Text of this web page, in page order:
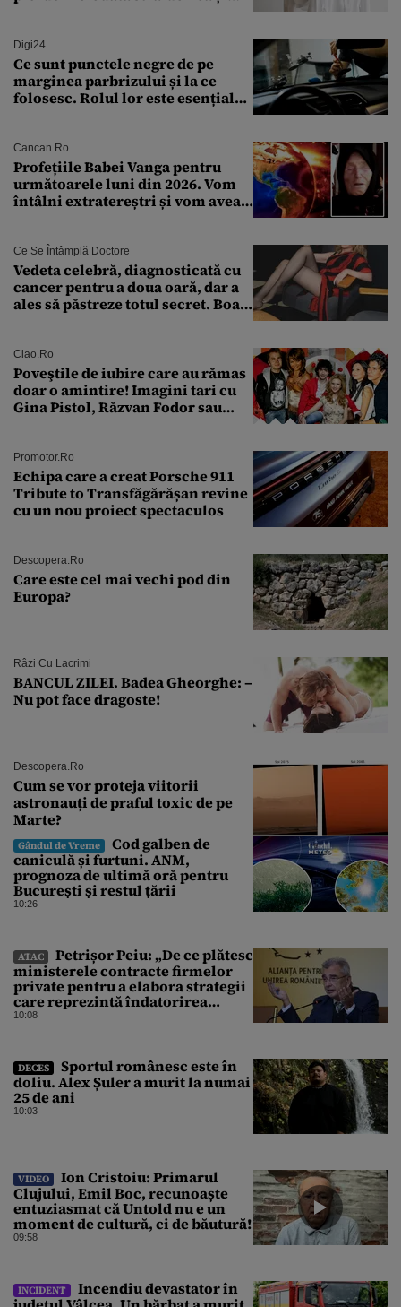
Digi24
Ce sunt punctele negre de pe
marginea parbrizului și la ce
folosesc. Rolul lor este esențial
Cancan.ro
Profețiile Babei Vanga pentru
următoarele luni din 2026. Vom
întâlni extratereștri și vom avea
Ce Se Întâmplă Doctore
Vedeta celebră, diagnosticată cu
cancer pentru a doua oară, dar a
ales să păstreze totul secret. Boala
Ciao.ro
Poveştile de iubire care au rămas
doar o amintire! Imagini tari cu
Gina Pistol, Răzvan Fodor sau
Promotor.ro
Echipa care a creat Porsche 911
Tribute to Transfăgărășan revine
cu un nou proiect spectaculos
Descopera.ro
Care este cel mai vechi pod din
Europa?
Râzi Cu Lacrimi
BANCUL ZILEI. Badea Gheorghe: –
Nu pot face dragoste!
Descopera.ro
Cum se vor proteja viitorii
astronauți de praful toxic de pe
Marte?
Gândul de Vreme
Cod galben de
caniculă și furtuni. ANM,
prognoza de ultimă oră pentru
București și restul țării
10:26
ATAC
Petrișor Peiu: „De ce plătesc
ministerele contracte firmelor
private pentru a elabora strategii
care reprezintă îndatorirea
angajaților din minister?”
10:08
DECES
Sportul românesc este în
doliu. Alex Șuler a murit la numai
25 de ani
10:03
VIDEO
Ion Cristoiu: Primarul
Clujului, Emil Boc, recunoaște
entuziasmat că Untold nu e un
moment de cultură, ci de băutură!
09:58
INCIDENT
Incendiu devastator în